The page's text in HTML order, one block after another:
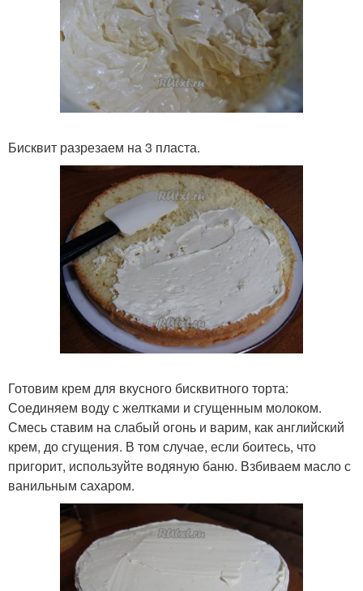
Бисквит разрезаем на 3 пласта.
Готовим крем для вкусного бисквитного торта:
Соединяем воду с желтками и сгущенным молоком.
Смесь ставим на слабый огонь и варим, как английский
крем, до сгущения. В том случае, если боитесь, что
пригорит, используйте водяную баню. Взбиваем масло с
ванильным сахаром.